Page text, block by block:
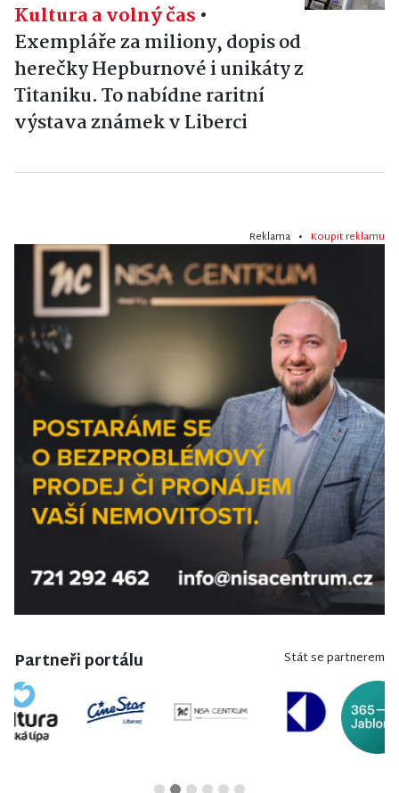
Kultura a volný čas •
Exempláře za miliony, dopis od
herečky Hepburnové i unikáty z
Titaniku. To nabídne raritní
výstava známek v Liberci
Reklama • Koupit reklamu
Partneři portálu Stát se partnerem